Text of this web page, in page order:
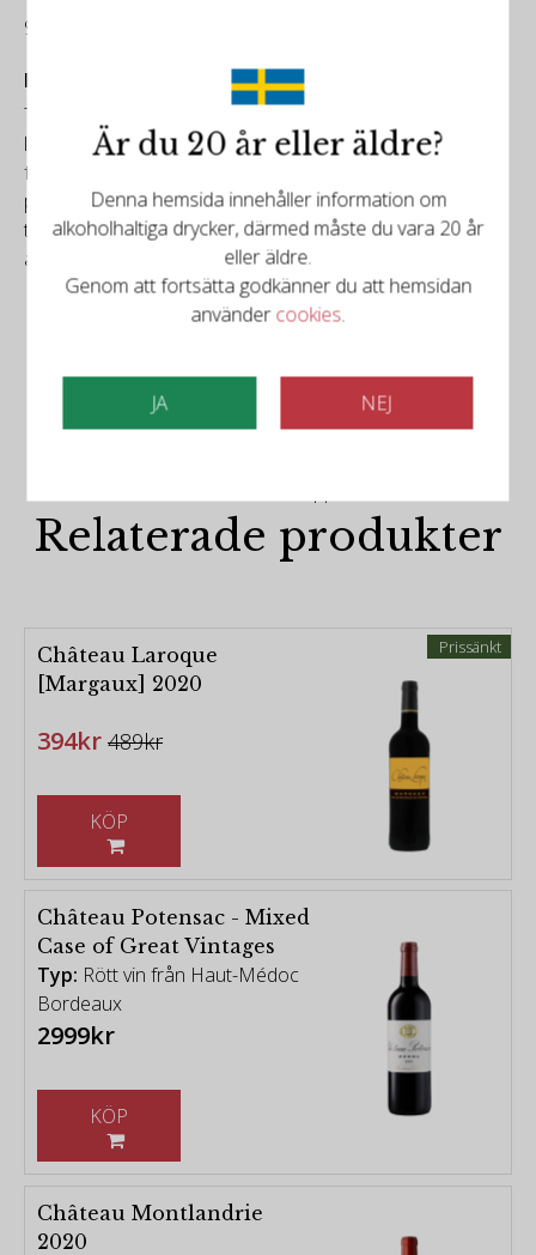
93/100
Robert Parker Wine Advocate
The 2020 Latour Martillac Blanc has a fragrant nose of
lemongrass, spiced pears and lime leaves, plus hints of
fresh peaches and shaved almonds. The medium-bodied
palate has an impressively racy backbone cutting through
the intense citrus and stone fruit flavors, finishing long
and zesty.
Relaterade produkter
Prissänkt
Château Laroque
[Margaux] 2020
394kr 489kr
Château Potensac - Mixed
Case of Great Vintages
Typ: Rött vin från Haut-Médoc
Bordeaux
2999kr
Château Montlandrie
2020
Är du 20 år eller äldre?
Denna hemsida innehåller information om
alkoholhaltiga drycker, därmed måste du vara 20 år
eller äldre.
Genom att fortsätta godkänner du att hemsidan
användercookies.
JA NEJ